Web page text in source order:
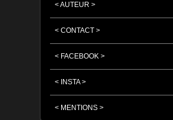
< AUTEUR >
< CONTACT >
< FACEBOOK >
< INSTA >
< MENTIONS >